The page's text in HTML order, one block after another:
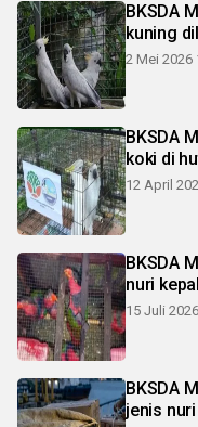
BKSDA
kuning
2 Mei 2026
BKSDA
koki di
12 April
BKSDA
nuri
15 Juli
BKSDA
jenis